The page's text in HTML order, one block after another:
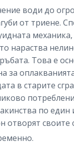
води до
от триене.
механика,
нараства
Това е
за
в старите
по един
отворят своите